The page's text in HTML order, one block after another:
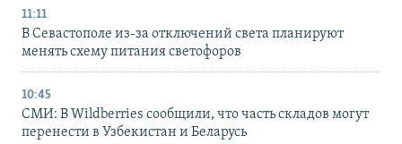
11:11
В Севастополе из-за отключений света планируют
менять схему питания светофоров
10:45
СМИ: В Wildberries сообщили, что часть складов могут
перенести в Узбекистан и Беларусь